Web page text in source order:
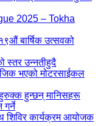
2025 – Tokha
बार्षिक उत्सवको
स्तर उन्नतीहुदै
भएको मोटरसाईकल
हुन्छन् मानिसहरू
शिविर कार्यक्रम आयोजक